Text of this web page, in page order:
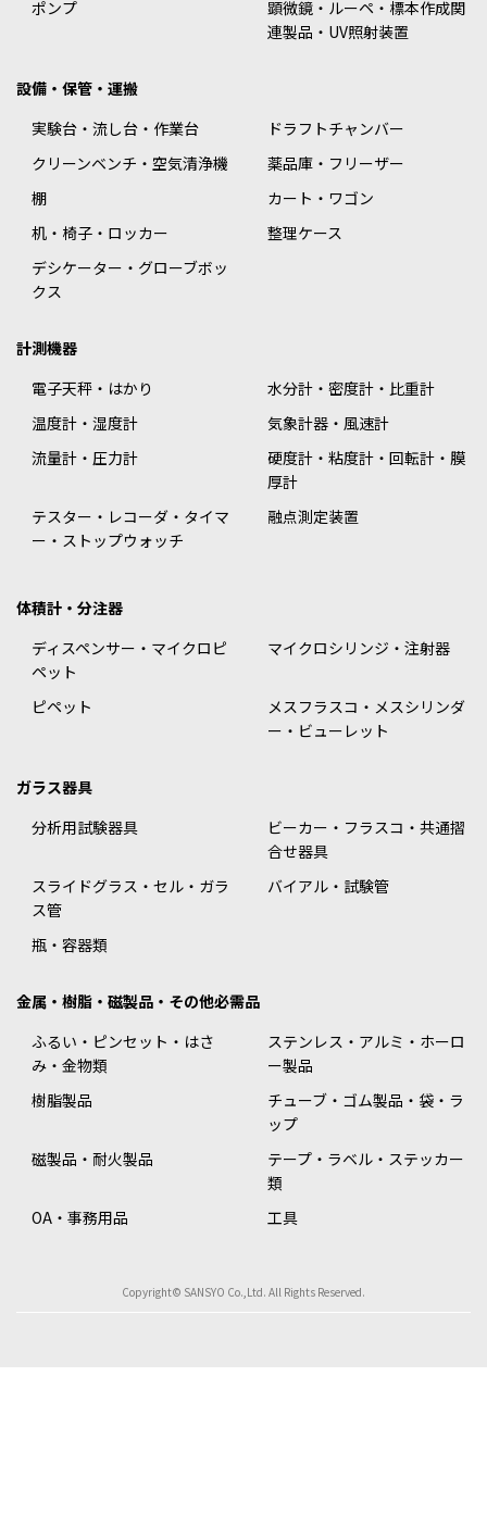
ポンプ
顕微鏡・ルーペ・標本作成関
連製品・UV照射装置
設備・保管・運搬
実験台・流し台・作業台
ドラフトチャンバー
クリーンベンチ・空気清浄機
薬品庫・フリーザー
棚
カート・ワゴン
机・椅子・ロッカー
整理ケース
デシケーター・グローブボッ
クス
計測機器
電子天秤・はかり
水分計・密度計・比重計
温度計・湿度計
気象計器・風速計
流量計・圧力計
硬度計・粘度計・回転計・膜
厚計
テスター・レコーダ・タイマ
ー・ストップウォッチ
融点測定装置
体積計・分注器
ディスペンサー・マイクロピ
ペット
マイクロシリンジ・注射器
ピペット
メスフラスコ・メスシリンダ
ー・ビューレット
ガラス器具
分析用試験器具
ビーカー・フラスコ・共通摺
合せ器具
スライドグラス・セル・ガラ
ス管
バイアル・試験管
瓶・容器類
金属・樹脂・磁製品・その他必需品
ふるい・ピンセット・はさ
み・金物類
ステンレス・アルミ・ホーロ
ー製品
樹脂製品
チューブ・ゴム製品・袋・ラ
ップ
磁製品・耐火製品
テープ・ラベル・ステッカー
類
OA・事務用品
工具
Copyright© SANSYO Co.,Ltd. All Rights Reserved.